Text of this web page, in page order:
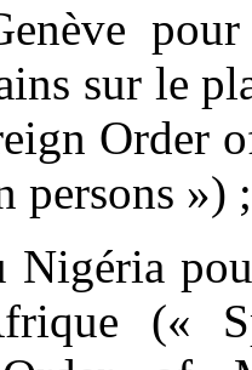
sur le
Order
persons ») ;
Nigéria
(«